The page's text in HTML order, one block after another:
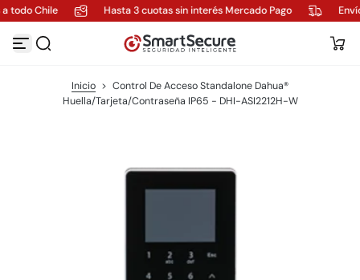
S
l
todo Chile Hasta 3 cuotas sin interés Mercado Pago
Inicio > Control De Acceso Standalone Dahua®
Huella/Tarjeta/Contraseña IP65 - DHI-ASI2212H-W